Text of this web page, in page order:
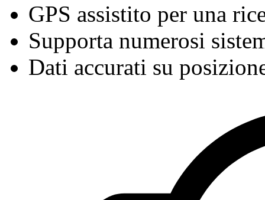
GPS assistito per una
Supporta numerosi
Dati accurati su